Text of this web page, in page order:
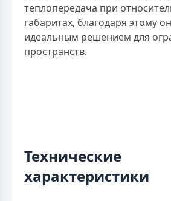
теплопередача при
габаритах, благодаря этому
идеальным решением для
пространств.
Технические
характеристики